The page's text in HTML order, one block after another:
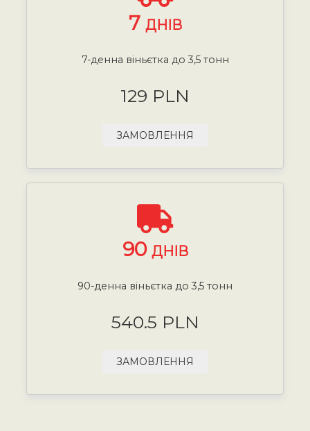
7 ДНІВ
7-денна віньєтка до 3,5 тонн
129 PLN
ЗАМОВЛЕННЯ
90 ДНІВ
90-денна віньєтка до 3,5 тонн
540.5 PLN
ЗАМОВЛЕННЯ